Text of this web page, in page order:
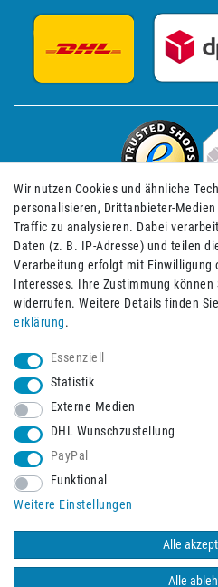
Impressum
© 2026 Burbach+Goetz Deutsche
vorbehalten. Alle Preise verstehen
zuzüglich der
Wir nutzen Cookies und ähnliche
personalisieren, Drittanbieter-
Traffic zu analysieren. Dabei
Daten (z. B. IP-Adresse) und teilen
Verarbeitung erfolgt mit Einwilligung
Interesses. Ihre Zustimmung
widerrufen. Weitere Details finden
erklärung.
Essenziell
Statistik
Externe Medien
DHL Wunschzustellung
PayPal
Funktional
Weitere Einstellungen
Alle
Alle